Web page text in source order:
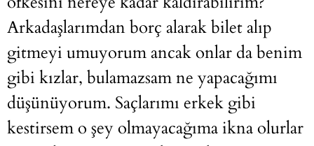
Arkadaşlarımdan borç alarak bilet alıp
gitmeyi umuyorum ancak onlar da benim
gibi kızlar, bulamazsam ne yapacağımı
düşünüyorum. Saçlarımı erkek gibi
kestirsem o şey olmayacağıma ikna olurlar